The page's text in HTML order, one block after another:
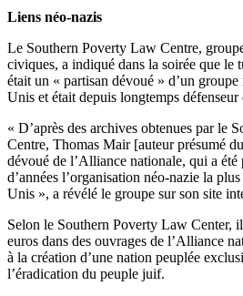
Liens néo-nazis
Le Southern Poverty Law Centre,
civiques, a indiqué dans la soirée que le
était un « partisan dévoué » d’un
Unis et était depuis longtemps
« D’après des archives obtenues par le
Centre, Thomas Mair [auteur présumé
dévoué de l’Alliance nationale, qui a été
d’années l’organisation néo-nazie la
Unis », a révélé le groupe sur son site
Selon le Southern Poverty Law Center,
euros dans des ouvrages de l’Alliance
à la création d’une nation peuplée
l’éradication du peuple juif.